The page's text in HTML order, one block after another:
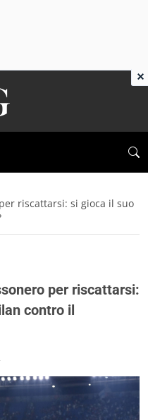
riscattarsi: si gioca il suo
per riscattarsi:
contro il
×